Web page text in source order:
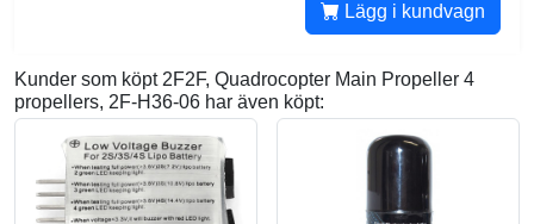
Lägg i kundvagn
Kunder som köpt 2F2F, Quadrocopter Main Propeller 4
propellers, 2F-H36-06 har även köpt: